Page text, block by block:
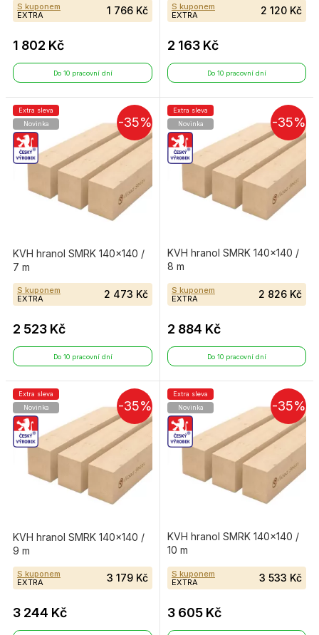
S kuponem
EXTRA
1 766 Kč
1 802 Kč
Do 10 pracovní dní
S kuponem
EXTRA
2 120 Kč
2 163 Kč
Do 10 pracovní dní
-35%
Extra sleva
Novinka
KVH hranol SMRK 140×140 /
7 m
S kuponem
EXTRA
2 473 Kč
2 523 Kč
Do 10 pracovní dní
-35%
Extra sleva
Novinka
KVH hranol SMRK 140×140 /
8 m
S kuponem
EXTRA
2 826 Kč
2 884 Kč
Do 10 pracovní dní
-35%
Extra sleva
Novinka
KVH hranol SMRK 140×140 /
9 m
S kuponem
EXTRA
3 179 Kč
3 244 Kč
-35%
Extra sleva
Novinka
KVH hranol SMRK 140×140 /
10 m
S kuponem
EXTRA
3 533 Kč
3 605 Kč